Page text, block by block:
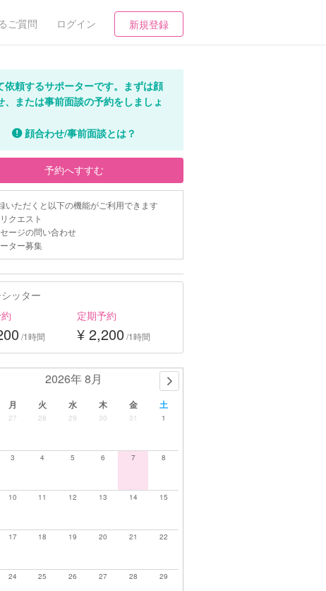
ご質問 ログイン 新規登録
依頼するサポーターです。まずは顔
、または事前面談の予約をしましょ
顔合わせ/事前面談とは？
予約へすすむ
いただくと以下の機能がご利用できます
クエスト
ージの問い合わせ
ター募集
ッター
/1時間
定期予約
¥ 2,200 /1時間
2026年 8月
月 火 水 木 金 土
27 28 29 30 31 1
3 4 5 6 7 8
10 11 12 13 14 15
17 18 19 20 21 22
24 25 26 27 28 29